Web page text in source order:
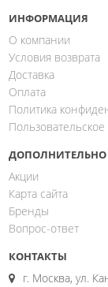
ИНФОРМАЦИЯ
О компании
Условия возврата
Доставка
Оплата
Политика
ДОПОЛНИТЕЛЬНО
Акции
Карта сайта
Бренды
Вопрос-ответ
КОНТАКТЫ
г. Москва, ул.